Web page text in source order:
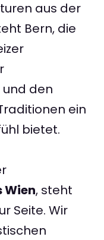
aus der
Bern, die
den
ein
bietet.
Wien, steht
Seite. Wir